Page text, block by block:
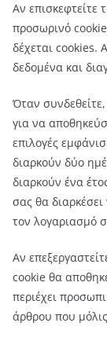
Αν επισκεφτείτε
προσωρινό
δέχεται cookies.
δεδομένα και
Όταν
για να
επιλογές
διαρκούν δύο
διαρκούν ένα
σας θα
τον λογαριασμό
Αν
cookie θα
περιέχει
άρθρου που